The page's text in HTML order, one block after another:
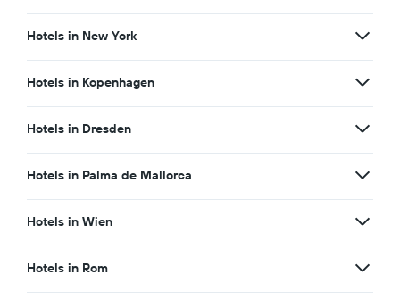
Hotels in New York
Hotels in Kopenhagen
Hotels in Dresden
Hotels in Palma de Mallorca
Hotels in Wien
Hotels in Rom